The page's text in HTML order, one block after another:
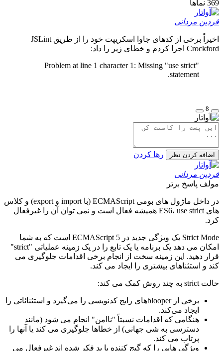
369 نماها
فردین مردانی
اخیراً برخی از کدهای جاوا اسکریپت خود را از طریق JSLint
Crockford اجرا کردم و خطای زیر را داد:
Problem at line 1 character 1: Missing "use strict"
statement.
8
اضافه کردن نظر رها کردن
فردین مردانی
مولف پاسخ برتر
در داخل ماژول های بومی ECMAScript (با import و export) و کلاس
های ES6، use strict همیشه فعال است و نمی توان آن را غیرفعال
کرد.
Strict Mode یک ویژگی جدید در ECMAScript 5 است که به شما
امکان می دهد یک برنامه یا یک تابع را در یک زمینه عملیاتی "strict"
قرار دهید. این زمینه سخت از انجام برخی اقدامات جلوگیری می
کند و استثناهای بیشتری را ایجاد می کند.
حالت strict به چند روش کمک می کند:
برخی از blooper‌های رایج کدنویسی را می‌گیرد و استثنائاتی را
ایجاد می‌کند.
هنگامی که اقدامات نسبتاً "ناامن" انجام می شود (مانند
دسترسی به شی جهانی) از خطاها جلوگیری می کند یا آنها را
پرتاب می کند.
ویژگی هایی را که گیج کننده یا بد فکر شده اند غیرفعال می